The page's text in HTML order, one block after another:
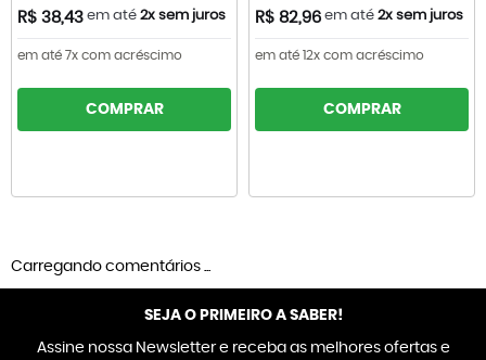
R$ 38,43 em até 2x sem juros
em até 7x com acréscimo
COMPRAR
R$ 82,96 em até 2x sem juros
em até 12x com acréscimo
COMPRAR
Carregando comentários ...
SEJA O PRIMEIRO A SABER!
Assine nossa Newsletter e receba as melhores ofertas e